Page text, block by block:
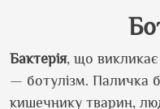
Бактерія, що
— ботулізм. Паличка
кишечнику тварин,